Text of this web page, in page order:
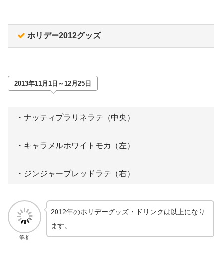
ホリデー2012グッズ
2013年11月1日～12月25日
・ナッティプラリネラテ（中央）
・キャラメルホワイトモカ（左）
・ジンジャーブレッドラテ（右）
筆者
2012年のホリデーグッズ・ドリンクは以上になり
ます。